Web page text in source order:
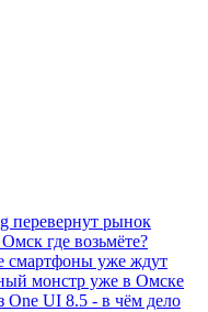
перевернут рынок
где возьмёте?
смартфоны уже ждут
монстр уже в Омске
One UI 8.5 - в чём дело